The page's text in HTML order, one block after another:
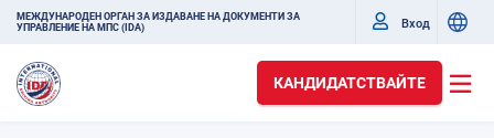
МЕЖДУНАРОДЕН ОРГАН ЗА ИЗДАВАНЕ НА ДОКУМЕНТИ ЗА
УПРАВЛЕНИЕ НА МПС (IDA)
Вход
КАНДИДАТСТВАЙТЕ